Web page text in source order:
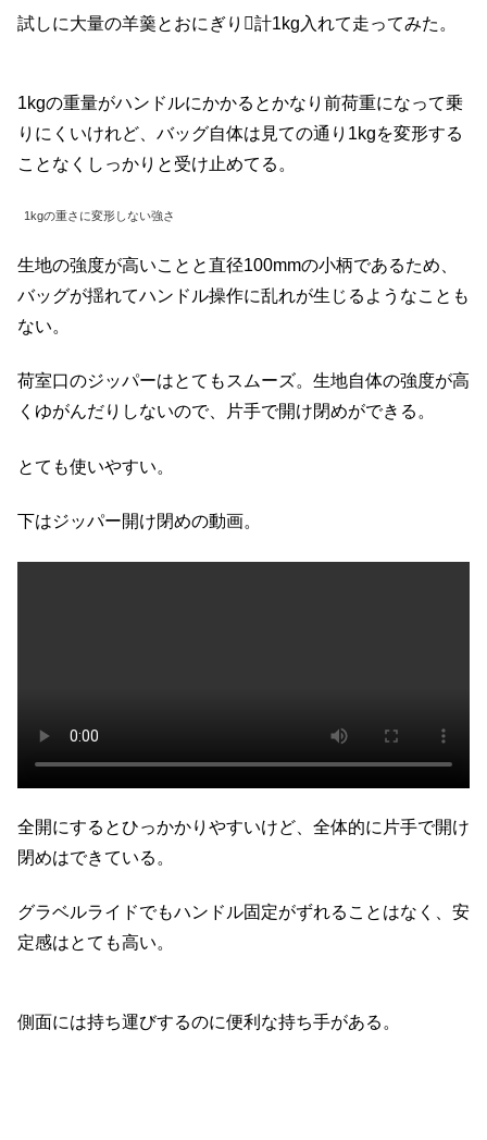
試しに大量の羊羹とおにぎり計1kg入れて走ってみた。
1kgの重量がハンドルにかかるとかなり前荷重になって乗
りにくいけれど、バッグ自体は見ての通り1kgを変形する
ことなくしっかりと受け止めてる。
1kgの重さに変形しない強さ
生地の強度が高いことと直径100mmの小柄であるため、
バッグが揺れてハンドル操作に乱れが生じるようなことも
ない。
荷室口のジッパーはとてもスムーズ。生地自体の強度が高
くゆがんだりしないので、片手で開け閉めができる。
とても使いやすい。
下はジッパー開け閉めの動画。
全開にするとひっかかりやすいけど、全体的に片手で開け
閉めはできている。
グラベルライドでもハンドル固定がずれることはなく、安
定感はとても高い。
側面には持ち運びするのに便利な持ち手がある。